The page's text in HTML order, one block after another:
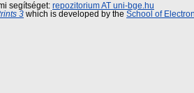
segítséget: repozitorium AT uni-bge.hu
3 which is developed by the School of